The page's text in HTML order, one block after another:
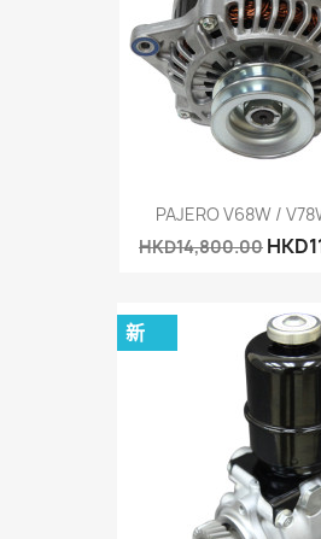
PAJERO V68W /
HKD14,800.00
新